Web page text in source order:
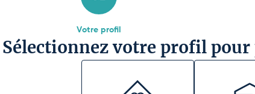
Votre profil
Sélectionnez votre profil